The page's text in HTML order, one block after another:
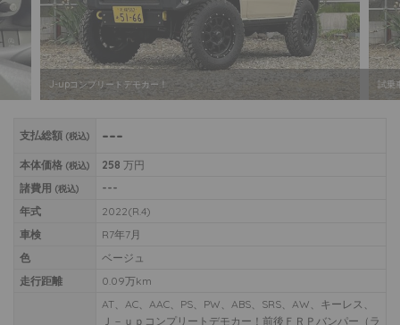
J-upコンプリートデモカー！ 試乗
支払総額 (税込) ---
本体価格 (税込) 258 万円
諸費用 (税込)
---
年式
2022(R.4)
車検
R7年7月
色
ベージュ
走行距離
0.09万km
AT、AC、AAC、PS、PW、ABS、SRS、AW、キーレス、
Ｊ－ｕｐコンプリートデモカー！前後ＦＲＰバンパー（ラ